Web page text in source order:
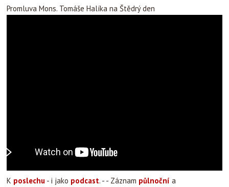
Promluva Mons. Tomáše Halíka na Štědrý den
K poslechu - i jako podcast. - - Záznam půlnoční a